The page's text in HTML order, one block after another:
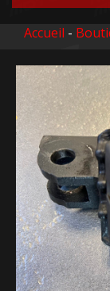
Accueil -